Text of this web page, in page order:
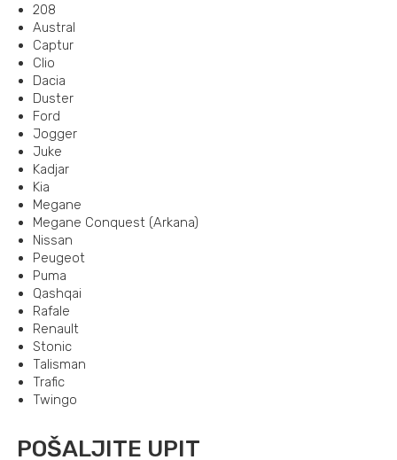
208
Austral
Captur
Clio
Dacia
Duster
Ford
Jogger
Juke
Kadjar
Kia
Megane
Megane Conquest (Arkana)
Nissan
Peugeot
Puma
Qashqai
Rafale
Renault
Stonic
Talisman
Trafic
Twingo
POŠALJITE UPIT